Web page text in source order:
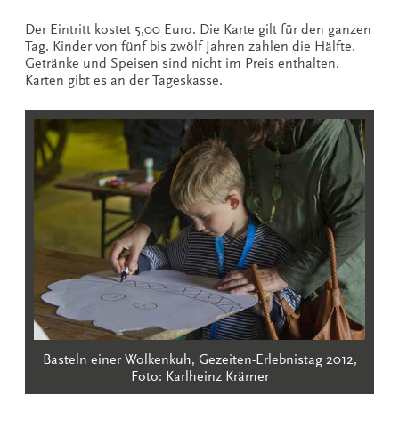
Der Eintritt kostet 5,00 Euro. Die Karte gilt für den ganzen
Tag. Kinder von fünf bis zwölf Jahren zahlen die Hälfte.
Getränke und Speisen sind nicht im Preis enthalten.
Karten gibt es an der Tageskasse.
Basteln einer Wolkenkuh, Gezeiten-Erlebnistag 2012,
Foto: Karlheinz Krämer